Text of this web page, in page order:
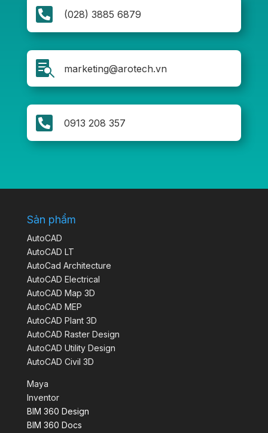
 (028) 3885 6879
 marketing@arotech.vn
 0913 208 357
Sản phẩm
AutoCAD
AutoCAD LT
AutoCad Architecture
AutoCAD Electrical
AutoCAD Map 3D
AutoCAD MEP
AutoCAD Plant 3D
AutoCAD Raster Design
AutoCAD Utility Design
AutoCAD Civil 3D
Maya
Inventor
BIM 360 Design
BIM 360 Docs